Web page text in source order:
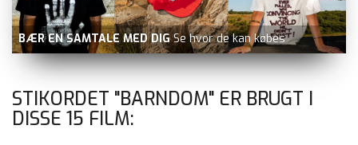
FILM MED KRISTNE TEMAER fx NARNIA: LØVEN,
GARDEROBESKABET
STIKORDET "BARNDOM" ER BRUGT I
DISSE 15 FILM: